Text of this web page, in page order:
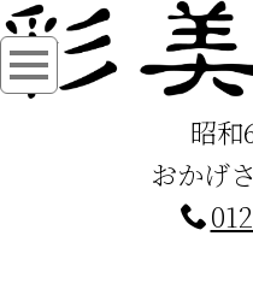
昭和
おかげ